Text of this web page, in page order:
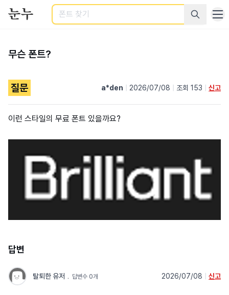
검색
무슨 폰트?
질문 a*den 2026/07/08 조회 153 신고
이런 스타일의 무료 폰트 있을까요?
답변
탈퇴한 유저 ﹒ 답변수 0개 2026/07/08 신고